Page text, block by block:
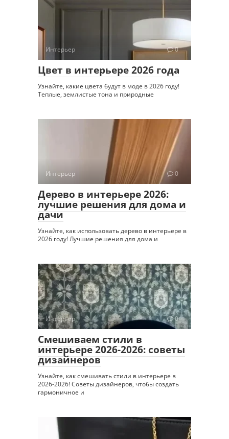
Интерьер 0
Цвет в интерьере 2026 года
Узнайте, какие цвета будут в моде в 2026 году!
Теплые, землистые тона и природные
Интерьер 0
Дерево в интерьере 2026:
лучшие решения для дома и
дачи
Узнайте, как использовать дерево в интерьере в
2026 году! Лучшие решения для дома и
Интерьер 0
Смешиваем стили в
интерьере 2026-2026: советы
дизайнеров
Узнайте, как смешивать стили в интерьере в
2026-2026! Советы дизайнеров, чтобы создать
гармоничное и